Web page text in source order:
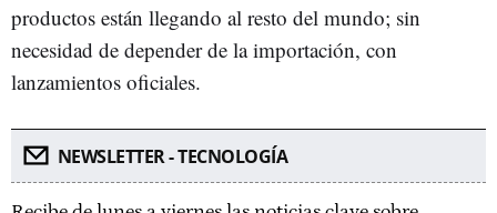
productos están llegando al resto del mundo; sin
necesidad de depender de la importación, con
lanzamientos oficiales.
NEWSLETTER - TECNOLOGÍA